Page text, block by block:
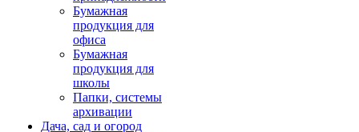
Бумажная
продукция для
офиса
Бумажная
продукция для
школы
Папки, системы
архивации
Дача, сад и огород